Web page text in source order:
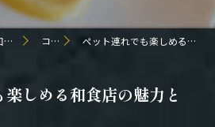
京都市の東寺ふもとの和食なら日本料理 結縁 コラム ペット連れでも楽しめる和食店の魅力と工夫
しめる和食店の魅力と